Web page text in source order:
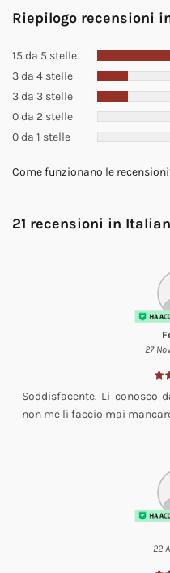
Riepilogo recensioni
15 da 5 stelle
3 da 4 stelle
3 da 3 stelle
0 da 2 stelle
0 da 1 stelle
Come funzionano le
21 recensioni in
27
Soddisfacente. Li conosco
non me li faccio mai
22